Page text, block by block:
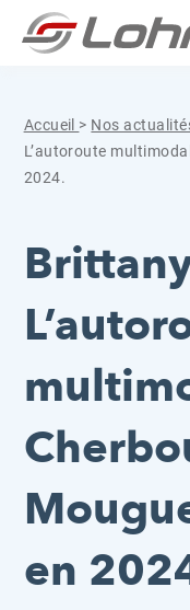
Aller directement au
Accueil > Nos
L’autoroute
2024.
en
Panneau de gestion des